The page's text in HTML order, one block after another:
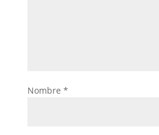
Nombre *